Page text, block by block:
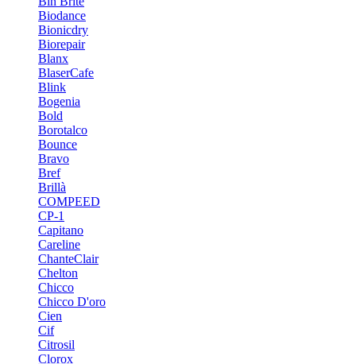
Biodance
Bionicdry
Biorepair
Blanx
BlaserCafe
Blink
Bogenia
Bold
Borotalco
Bounce
Bravo
Bref
Brillà
COMPEED
CP-1
Capitano
Careline
ChanteСlair
Chelton
Chicco
Chicco D'oro
Cien
Cif
Citrosil
Clorox